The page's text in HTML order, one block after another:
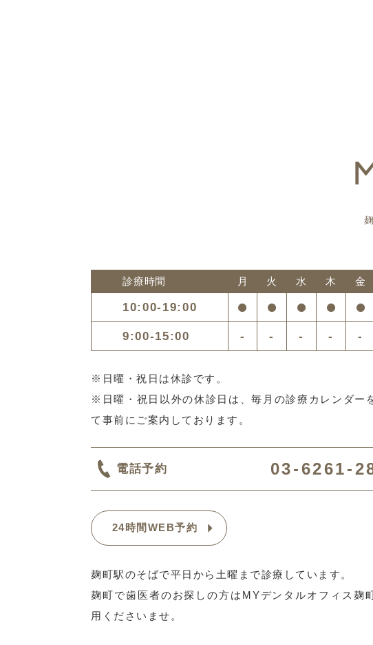
診療時間 月 火 水 木 金
10:00-19:00
9:00-15:00 - - - - -
※日曜・祝日は休診です。
※日曜・祝日以外の休診日は、毎月の診療カレンダー
て事前にご案内しております。
電話予約 03-6261-
24時間WEB予約
麹町駅のそばで平日から土曜まで診療しています。
麹町で歯医者のお探しの方はMYデンタルオフィス麹
用くださいませ。